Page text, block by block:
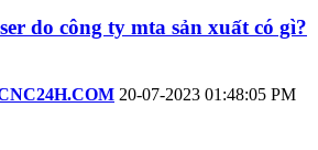
do công ty mta sản xuất có gì?
20-07-2023 01:48:05 PM